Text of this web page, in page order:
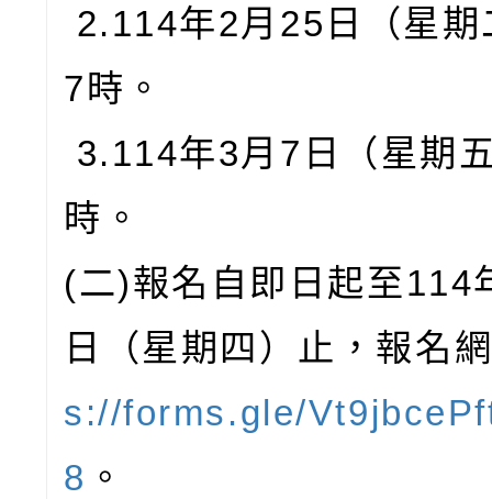
2.114年2月25日（星期
7時。
3.114年3月7日（星期
時。
(二)報名自即日起至114
日（星期四）止，報名
s://forms.gle/
8 。